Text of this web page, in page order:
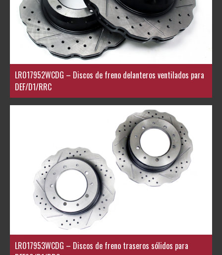
LR017952WCDG – Discos de freno delanteros ventilados para
DEF/D1/RRC
LR017953WCDG – Discos de freno traseros sólidos para